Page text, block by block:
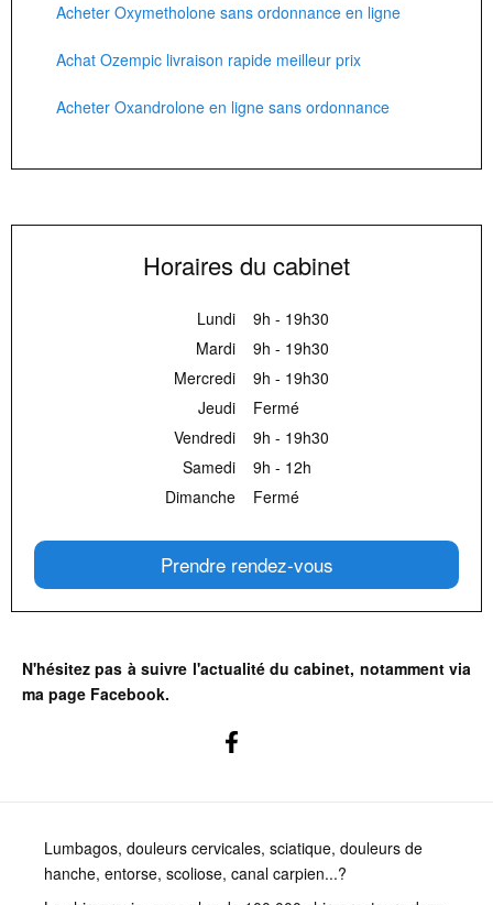
Acheter Oxymetholone sans ordonnance en ligne
Achat Ozempic livraison rapide meilleur prix
Acheter Oxandrolone en ligne sans ordonnance
Horaires du cabinet
Lundi
9h - 19h30
Mardi
9h - 19h30
Mercredi
9h - 19h30
Jeudi
Fermé
Vendredi
9h - 19h30
Samedi
9h - 12h
Dimanche
Fermé
Prendre rendez-vous
N'hésitez pas à suivre l'actualité du cabinet, notamment via
ma page Facebook.
Lumbagos, douleurs cervicales, sciatique, douleurs de
hanche, entorse, scoliose, canal carpien...?